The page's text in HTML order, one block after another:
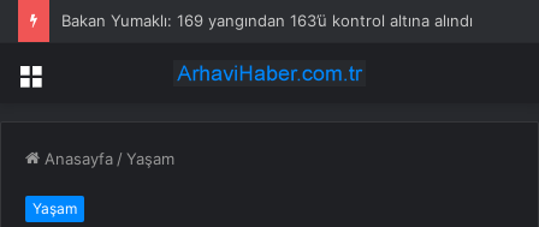
Bakan Yumaklı: 169 yangından 163’ü kontrol altına alındı
Menü
Anasayfa /Yaşam
Yaşam